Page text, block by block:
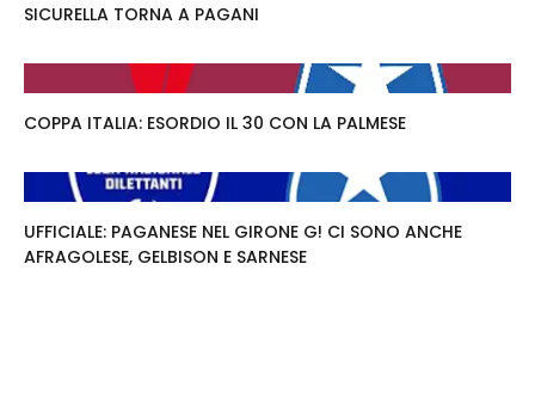
SICURELLA TORNA A PAGANI
COPPA ITALIA: ESORDIO IL 30 CON LA PALMESE
UFFICIALE: PAGANESE NEL GIRONE G! CI SONO ANCHE
AFRAGOLESE, GELBISON E SARNESE